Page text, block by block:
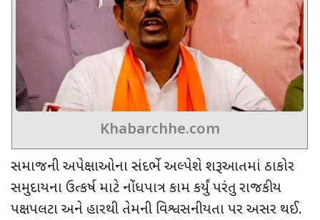
Khabarchhe.com
સમાજની અપેક્ષાઓના સંદર્ભે અલ્પેશે શરૂઆતમાં ઠાકોર
સમુદાયના ઉત્કર્ષ માટે નોંધપાત્ર કામ કર્યું પરંતુ રાજકીય
પક્ષપલટા અને હારથી તેમની વિશ્વસનીયતા પર અસર થઈ.